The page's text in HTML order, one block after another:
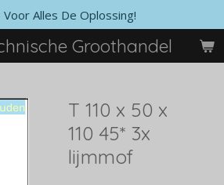
Groothandel
Voor Alles De Oplossing!
T 110 x 50 x
110 45* 3x
lijmmof